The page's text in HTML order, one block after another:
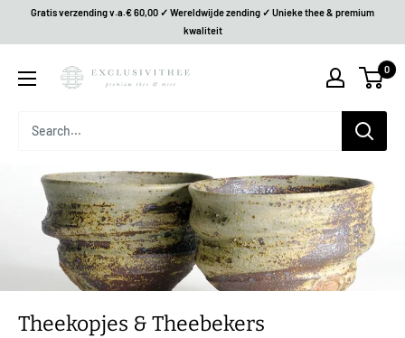
Gratis verzending v.a.€ 60,00 ✓ Wereldwijde zending ✓ Unieke thee & premium
kwaliteit
0
Theekopjes & Theebekers